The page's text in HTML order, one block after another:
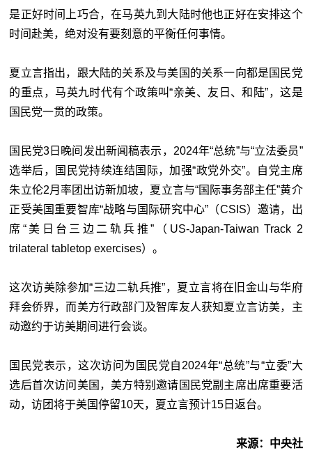
是正好时间上巧合，在马英九到大陆时他也正好在安排这个
时间赴美，绝对没有要刻意的平衡任何事情。
夏立言指出，跟大陆的关系及与美国的关系一向都是国民党
的重点，马英九时代有个政策叫“亲美、友日、和陆”，这是
国民党一贯的政策。
国民党3日晚间发出新闻稿表示，2024年“总统”与“立法委员”
选举后，国民党持续连结国际，加强“政党外交”。自党主席
朱立伦2月率团出访新加坡，夏立言与“国际事务部主任”黄介
正受美国重要智库“战略与国际研究中心”（CSIS）邀请，出
席“美日台三边二轨兵推”（US-Japan-Taiwan Track 2
trilateral tabletop exercises）。
这次访美除参加“三边二轨兵推”，夏立言将在旧金山与华府
拜会侨界，而美方行政部门及智库友人获知夏立言访美，主
动邀约于访美期间进行会谈。
国民党表示，这次访问为国民党自2024年“总统”与“立委”大
选后首次访问美国，美方特别邀请国民党副主席出席重要活
动，访团将于美国停留10天，夏立言预计15日返台。
来源：中央社